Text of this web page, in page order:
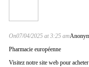
On07/04/2025 at 3:25 am
Pharmacie européenne
Visitez notre site web pour